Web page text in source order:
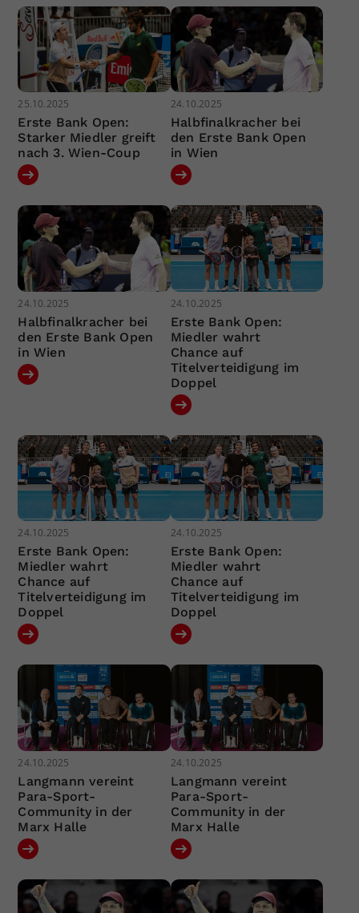
25.10.2025
Erste Bank Open:
Starker Miedler greift
nach 3. Wien-Coup
24.10.2025
Halbfinalkracher bei
den Erste Bank Open
in Wien
24.10.2025
Halbfinalkracher bei
den Erste Bank Open
in Wien
24.10.2025
Erste Bank Open:
Miedler wahrt
Chance auf
Titelverteidigung im
Doppel
24.10.2025
Erste Bank Open:
Miedler wahrt
Chance auf
Titelverteidigung im
Doppel
24.10.2025
Erste Bank Open:
Miedler wahrt
Chance auf
Titelverteidigung im
Doppel
24.10.2025
Langmann vereint
Para-Sport-
Community in der
Marx Halle
24.10.2025
Langmann vereint
Para-Sport-
Community in der
Marx Halle